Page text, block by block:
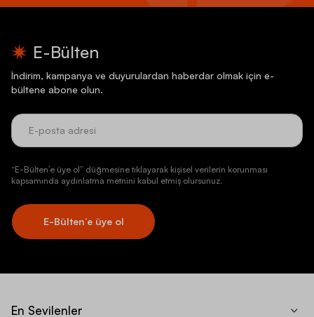
E-Bülten
İndirim, kampanya ve duyurulardan haberdar olmak için e-
bültene abone olun.
“E-Bülten’e üye ol” düğmesine tıklayarak kişisel verilerin korunması
kapsamında aydınlatma metnini kabul etmiş olursunuz.
E-Bülten’e üye ol
En Sevilenler